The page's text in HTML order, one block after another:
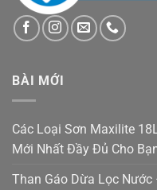
BÀI MỚI
Các Loại Sơn Maxilite
Mới Nhất Đầy Đủ Cho
Than Gáo Dừa Lọc